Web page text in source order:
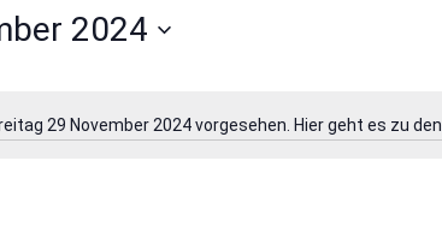
Hinweis
29 November 2024 vorgesehen. Hier geht es zu den
2024